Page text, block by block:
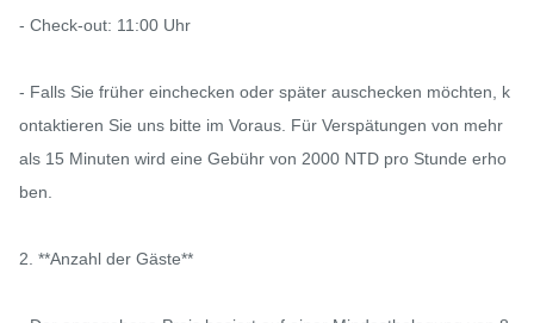
- Check-out: 11:00 Uhr
- Falls Sie früher einchecken oder später auschecken möchten, k
ontaktieren Sie uns bitte im Voraus. Für Verspätungen von mehr
als 15 Minuten wird eine Gebühr von 2000 NTD pro Stunde erho
ben.
2. **Anzahl der Gäste**